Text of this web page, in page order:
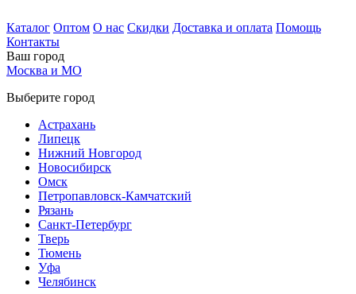
Каталог Оптом О нас Скидки Доставка и оплата Помощь
Контакты
Ваш город
Москва и МО
Выберите город
Астрахань
Липецк
Нижний Новгород
Новосибирск
Омск
Петропавловск-Камчатский
Рязань
Санкт-Петербург
Тверь
Тюмень
Уфа
Челябинск